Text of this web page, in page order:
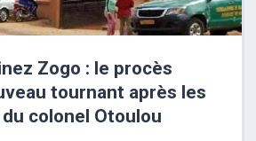
Zogo : le procès
tournant après les
colonel Otoulou